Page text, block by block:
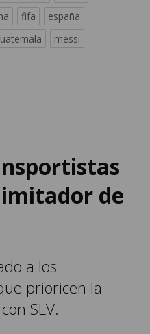
fifa
españa
messi
de
a los
prioricen la
SLV.